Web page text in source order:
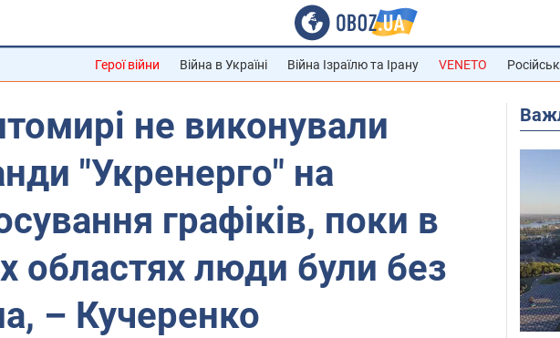
Герої війни Війна в Україні Війна Ізраїлю та Ірану VENETO
не виконували
"Укренерго" на
графіків, поки в
областях люди були без
– Кучеренко